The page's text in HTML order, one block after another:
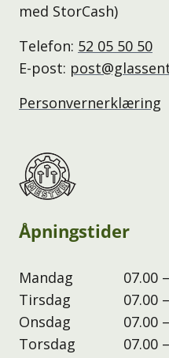
med StorCash)
Telefon: 52 05 50 50
E-post:
Personvernerklæring
Åpningstider
Mandag
07.00
Tirsdag
07.00
Onsdag
07.00
Torsdag
07.00